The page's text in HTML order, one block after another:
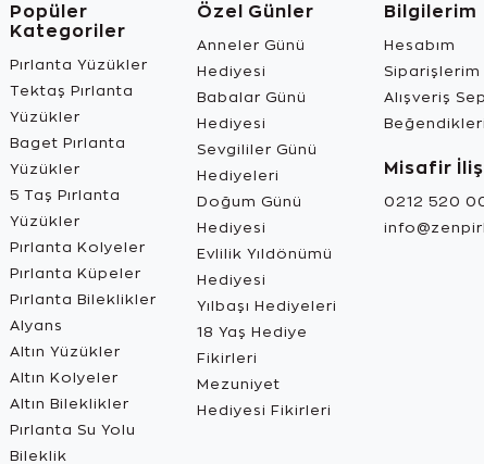
Popüler
Kategoriler
Pırlanta Yüzükler
Tektaş Pırlanta
Yüzükler
Baget Pırlanta
Yüzükler
5 Taş Pırlanta
Yüzükler
Pırlanta Kolyeler
Pırlanta Küpeler
Pırlanta Bileklikler
Alyans
Altın Yüzükler
Altın Kolyeler
Altın Bileklikler
Pırlanta Su Yolu
Bileklik
Özel Günler
Anneler Günü
Hediyesi
Babalar Günü
Hediyesi
Sevgililer Günü
Hediyeleri
Doğum Günü
Hediyesi
Evlilik Yıldönümü
Hediyesi
Yılbaşı Hediyeleri
18 Yaş Hediye
Fikirleri
Mezuniyet
Hediyesi Fikirleri
Bilgilerim
Hesabım
Siparişlerim
Alışveriş
Misafir
0212 520